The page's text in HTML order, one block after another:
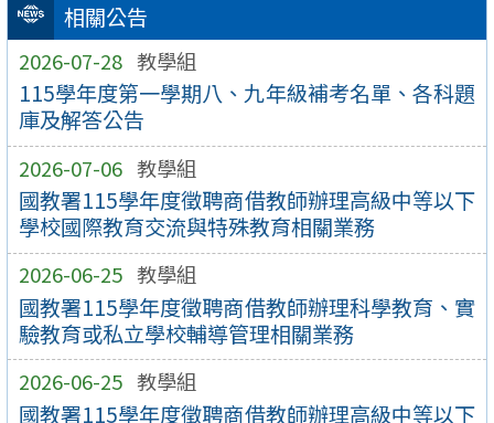
相關公告
2026-07-28 教學組
115學年度第一學期八、九年級補考名單、各科題
庫及解答公告
2026-07-06 教學組
國教署115學年度徵聘商借教師辦理高級中等以下
學校國際教育交流與特殊教育相關業務
2026-06-25 教學組
國教署115學年度徵聘商借教師辦理科學教育、實
驗教育或私立學校輔導管理相關業務
2026-06-25 教學組
國教署115學年度徵聘商借教師辦理高級中等以下